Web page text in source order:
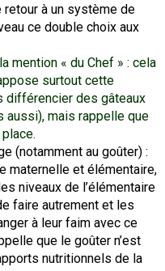
à un système de
ce double choix aux
mention « du Chef » : cela
surtout cette
différencier des gâteaux
aussi), mais rappelle que
(notamment au goûter) :
maternelle et élémentaire,
niveaux de l’élémentaire
faire autrement et les
à leur faim avec ce
que le goûter n’est
nutritionnels de la